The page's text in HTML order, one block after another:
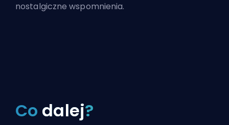
nostalgiczne wspomnienia.
Co dalej?